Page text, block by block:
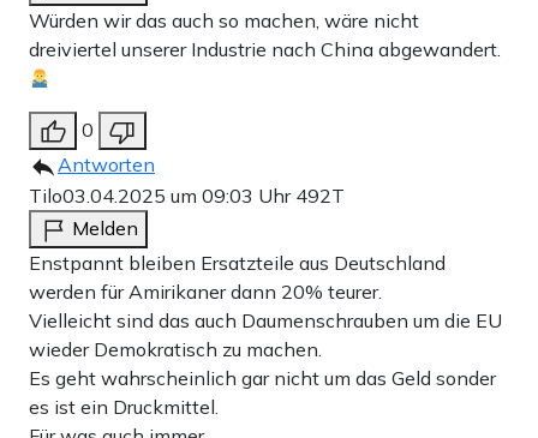
Würden wir das auch so machen, wäre nicht
dreiviertel unserer Industrie nach China abgewandert.
0
Antworten
Tilo03.04.2025 um 09:03 Uhr 492T
Melden
Enstpannt bleiben Ersatzteile aus Deutschland
werden für Amirikaner dann 20% teurer.
Vielleicht sind das auch Daumenschrauben um die EU
wieder Demokratisch zu machen.
Es geht wahrscheinlich gar nicht um das Geld sonder
es ist ein Druckmittel.